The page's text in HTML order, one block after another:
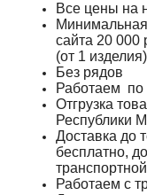
Все цены на
сайта 20 000
(от 1
Без рядов
Работаем по
Отгрузка
Республики
Доставка до
бесплатно,
Работаем с